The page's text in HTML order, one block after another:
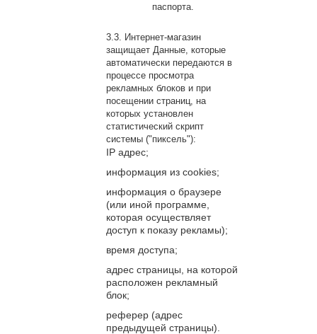
паспорта.
Интернет-магазин
защищает Данные, которые
автоматически передаются в
процессе просмотра
рекламных блоков и при
посещении страниц, на
которых установлен
статистический скрипт
системы ("пиксель"):
IP адрес;
информация из cookies;
информация о браузере
(или иной программе,
которая осуществляет
доступ к показу рекламы);
время доступа;
адрес страницы, на которой
расположен рекламный
блок;
реферер (адрес
предыдущей страницы).